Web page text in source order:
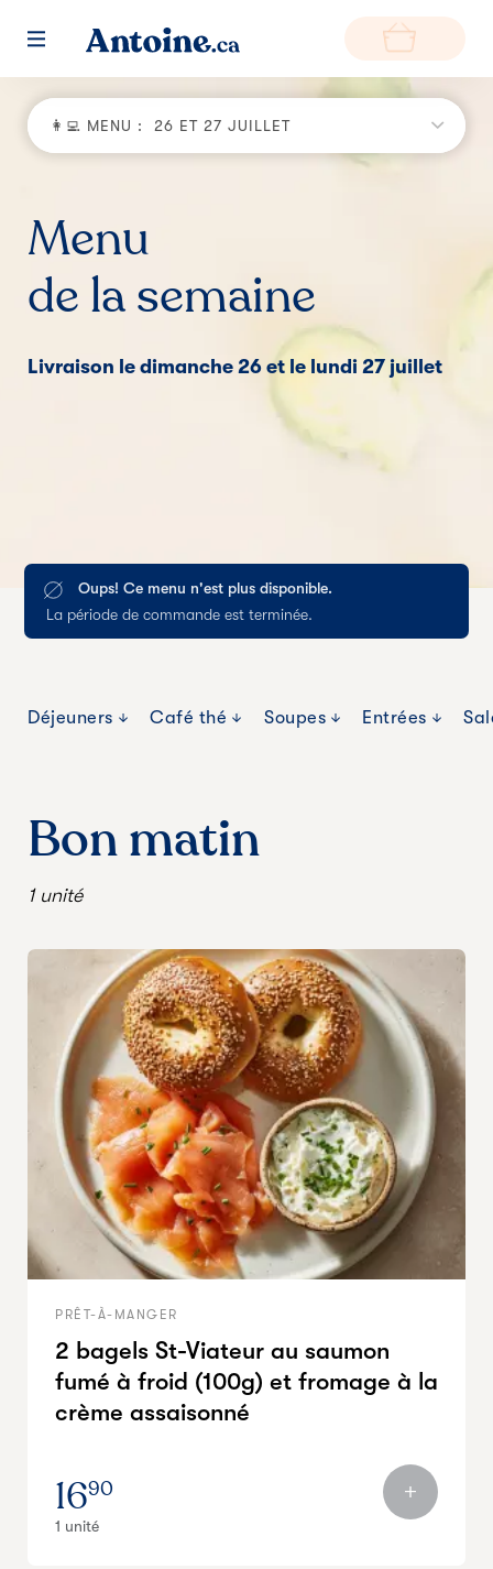
RETOUR
Environnement
Producteurs
Menu
de la semaine
Livraison le dimanche 26 et le lundi 27 juillet
Oups! Ce menu n'est plus disponible.
La période de commande est terminée.
👩‍💻 MENU : 26 ET 27 JUILLET
Déjeuners Café thé Soupes Entrées
Bon matin
1 unité
PRÊT-À-MANGER
2 bagels St-Viateur au saumon
fumé à froid (100g) et fromage à la
crème assaisonné
1690
1 unité